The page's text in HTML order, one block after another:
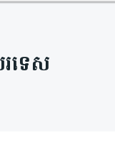
ទេស